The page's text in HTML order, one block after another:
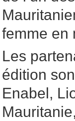
femme en
Les
édition
Enabel,